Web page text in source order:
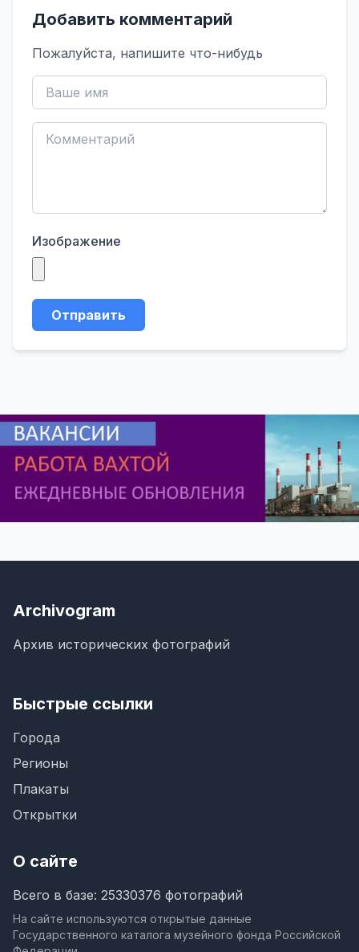
Добавить комментарий
Пожалуйста, напишите что-нибудь
Изображение
Отправить
Archivogram
Архив исторических фотографий
Быстрые ссылки
Города
Регионы
Плакаты
Открытки
О сайте
Всего в базе: 25330376 фотографий
На сайте используются открытые данные
Государственного каталога музейного фонда Российской